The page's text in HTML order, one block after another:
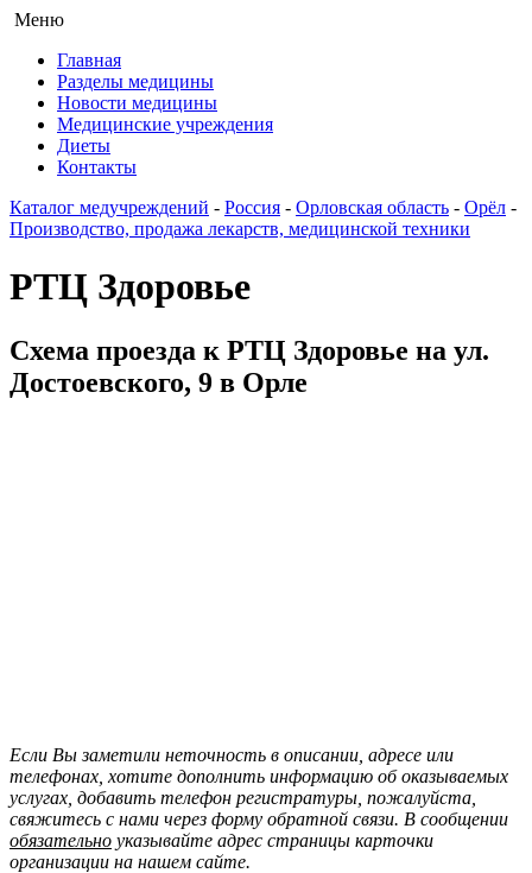
Меню
Главная
Разделы медицины
Новости медицины
Медицинские учреждения
Диеты
Контакты
Каталог медучреждений - Россия - Орловская область - Орёл -
Производство, продажа лекарств, медицинской техники
РТЦ Здоровье
Схема проезда к РТЦ Здоровье на ул.
Достоевского, 9 в Орле
Если Вы заметили неточность в описании, адресе или
телефонах, хотите дополнить информацию об оказываемых
услугах, добавить телефон регистратуры, пожалуйста,
свяжитесь с нами через форму обратной связи. В сообщении
обязательно указывайте адрес страницы карточки
организации на нашем сайте.